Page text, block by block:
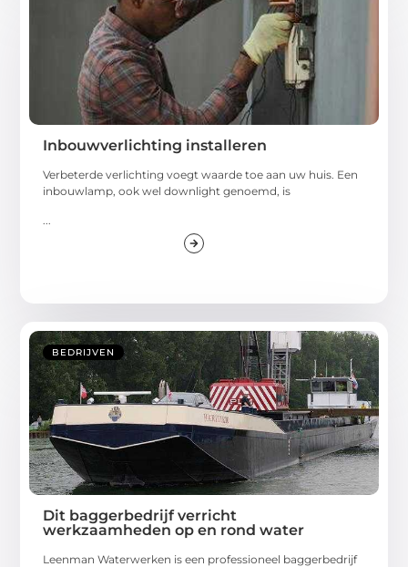
Inbouwverlichting installeren
Verbeterde verlichting voegt waarde toe aan uw huis. Een
inbouwlamp, ook wel downlight genoemd, is
BEDRIJVEN
Dit baggerbedrijf verricht
werkzaamheden op en rond water
Leenman Waterwerken is een professioneel baggerbedrijf